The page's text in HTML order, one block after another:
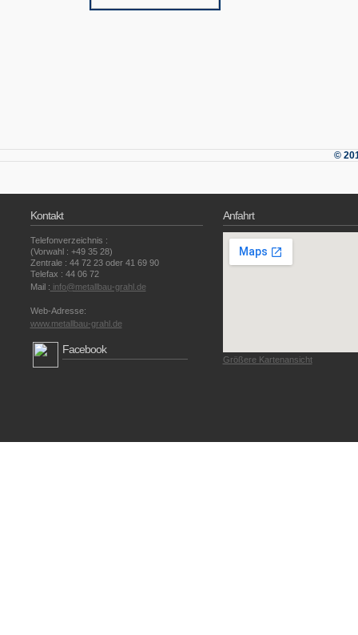
©
Kontakt
Telefonverzeichnis :
(Vorwahl : +49 35 28)
Zentrale : 44 72 23 oder 41 69 90
Telefax : 44 06 72
Mail : info@metallbau-grahl.de
Web-Adresse:
www.metallbau-grahl.de
Facebook
Anfahrt
Größere Kartenansicht